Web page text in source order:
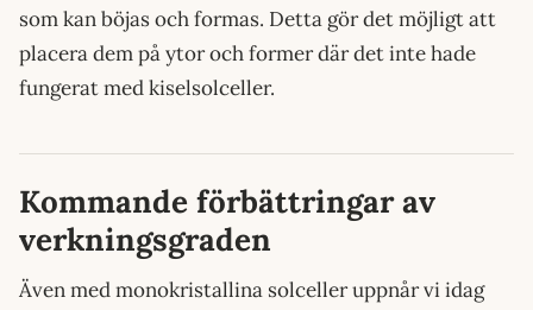
som kan böjas och formas. Detta gör det möjligt att
placera dem på ytor och former där det inte hade
fungerat med kiselsolceller.
Kommande förbättringar av
verkningsgraden
Även med monokristallina solceller uppnår vi idag